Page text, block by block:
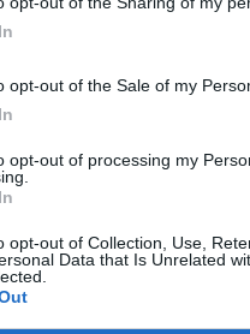
opt-out of the Sale of my
opt-out of processing my
opt-out of Collection, Use,
Data that Is Unrelated
ΝΟΣΤΙΜΗ
βάρους: Η νόστιμη
βοηθά να χάσετε
η συνταγή για τη σούπα
για τους κρύους